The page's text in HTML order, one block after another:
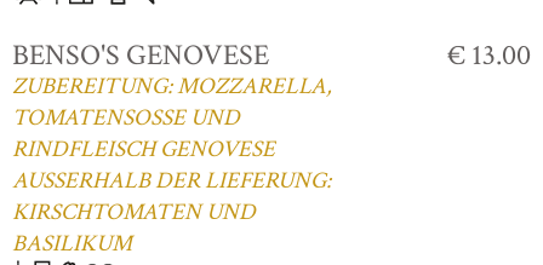
BENSO'S GENOVESE
ZUBEREITUNG: MOZZARELLA,
TOMATENSOSSE UND
RINDFLEISCH GENOVESE
AUSSERHALB DER LIEFERUNG:
KIRSCHTOMATEN UND
BASILIKUM
€ 13.00